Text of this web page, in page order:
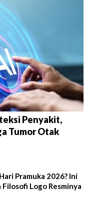
Penyakit,
Tumor Otak
Pramuka 2026? Ini
Filosofi Logo Resminya